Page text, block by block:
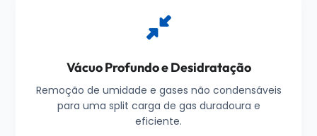
Vácuo Profundo e Desidratação
Remoção de umidade e gases não condensáveis
para uma split carga de gas duradoura e
eficiente.